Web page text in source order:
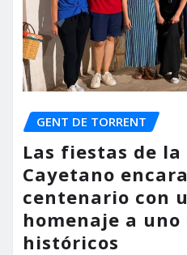
GENT DE TORRENT
Las fiestas de la
Cayetano
centenario con
homenaje a
históricos